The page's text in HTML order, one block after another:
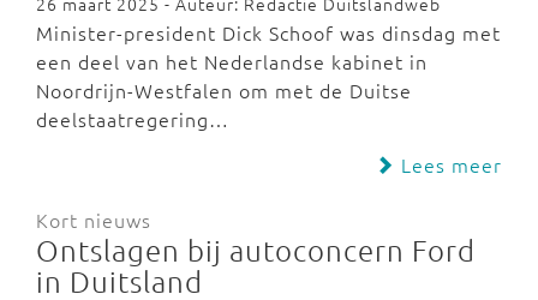
Minister-president Dick Schoof was dinsdag met
een deel van het Nederlandse kabinet in
Noordrijn-Westfalen om met de Duitse
deelstaatregering…
Lees meer
Kort nieuws
Ontslagen bij autoconcern Ford
in Duitsland